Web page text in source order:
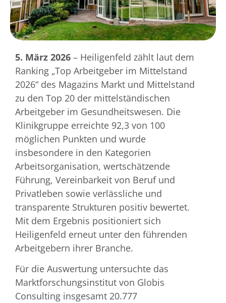
5. März 2026 – Heiligenfeld zählt laut dem
Ranking „Top Arbeitgeber im Mittelstand
2026“ des Magazins Markt und Mittelstand
zu den Top 20 der mittelständischen
Arbeitgeber im Gesundheitswesen. Die
Klinikgruppe erreichte 92,3 von 100
möglichen Punkten und wurde
insbesondere in den Kategorien
Arbeitsorganisation, wertschätzende
Führung, Vereinbarkeit von Beruf und
Privatleben sowie verlässliche und
transparente Strukturen positiv bewertet.
Mit dem Ergebnis positioniert sich
Heiligenfeld erneut unter den führenden
Arbeitgebern ihrer Branche.
Für die Auswertung untersuchte das
Marktforschungsinstitut von Globis
Consulting insgesamt 20.777